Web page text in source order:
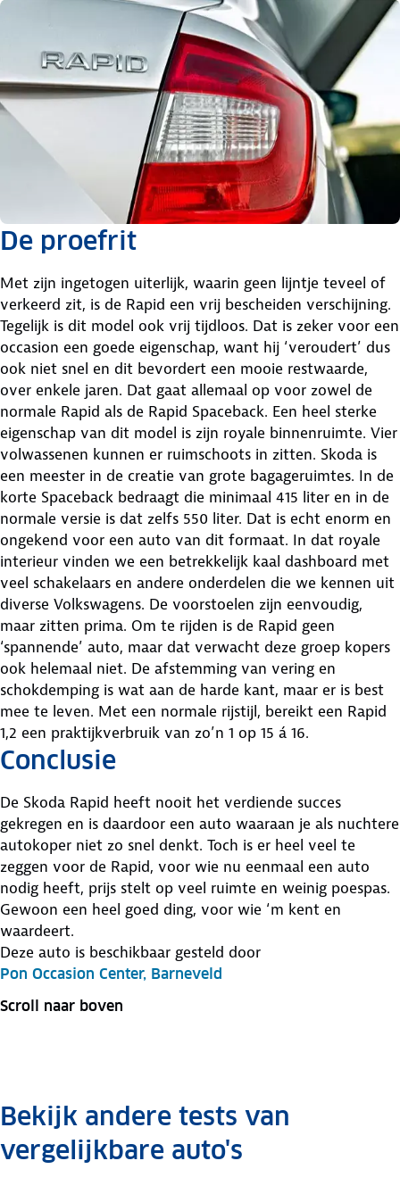
De proefrit
Met zijn ingetogen uiterlijk, waarin geen lijntje teveel of
verkeerd zit, is de Rapid een vrij bescheiden verschijning.
Tegelijk is dit model ook vrij tijdloos. Dat is zeker voor een
occasion een goede eigenschap, want hij ‘veroudert’ dus
ook niet snel en dit bevordert een mooie restwaarde,
over enkele jaren. Dat gaat allemaal op voor zowel de
normale Rapid als de Rapid Spaceback. Een heel sterke
eigenschap van dit model is zijn royale binnenruimte. Vier
volwassenen kunnen er ruimschoots in zitten. Skoda is
een meester in de creatie van grote bagageruimtes. In de
korte Spaceback bedraagt die minimaal 415 liter en in de
normale versie is dat zelfs 550 liter. Dat is echt enorm en
ongekend voor een auto van dit formaat. In dat royale
interieur vinden we een betrekkelijk kaal dashboard met
veel schakelaars en andere onderdelen die we kennen uit
diverse Volkswagens. De voorstoelen zijn eenvoudig,
maar zitten prima. Om te rijden is de Rapid geen
‘spannende’ auto, maar dat verwacht deze groep kopers
ook helemaal niet. De afstemming van vering en
schokdemping is wat aan de harde kant, maar er is best
mee te leven. Met een normale rijstijl, bereikt een Rapid
1,2 een praktijkverbruik van zo’n 1 op 15 á 16.
Conclusie
De Skoda Rapid heeft nooit het verdiende succes
gekregen en is daardoor een auto waaraan je als nuchtere
autokoper niet zo snel denkt. Toch is er heel veel te
zeggen voor de Rapid, voor wie nu eenmaal een auto
nodig heeft, prijs stelt op veel ruimte en weinig poespas.
Gewoon een heel goed ding, voor wie ‘m kent en
waardeert.
Deze auto is beschikbaar gesteld door
Pon Occasion Center, Barneveld
Scroll naar boven
Bekijk andere tests van
vergelijkbare auto's